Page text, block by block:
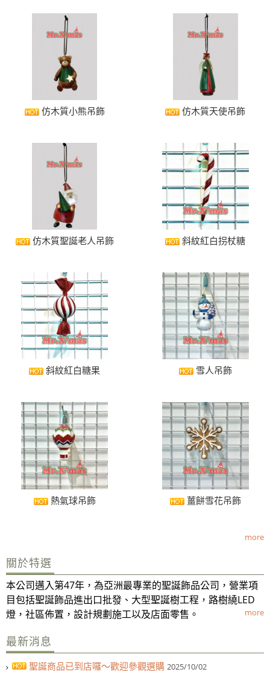
仿木質小熊吊飾 仿木質天使吊飾
仿木質聖誕老人吊飾 斜紋紅白拐杖糖
斜紋紅白糖果 雪人吊飾
熱氣球吊飾 薑餅雪花吊飾
more
關於特選
本公司邁入第47年，為亞洲最專業的聖誕飾品公司，營業項
目包括聖誕飾品進出口批發、大型聖誕樹工程，路樹繞LED
燈，社區佈置，設計規劃施工以及店面零售。
more
最新消息
聖誕商品已到店囉～歡迎參觀選購 2025/10/02